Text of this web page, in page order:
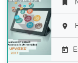
 
